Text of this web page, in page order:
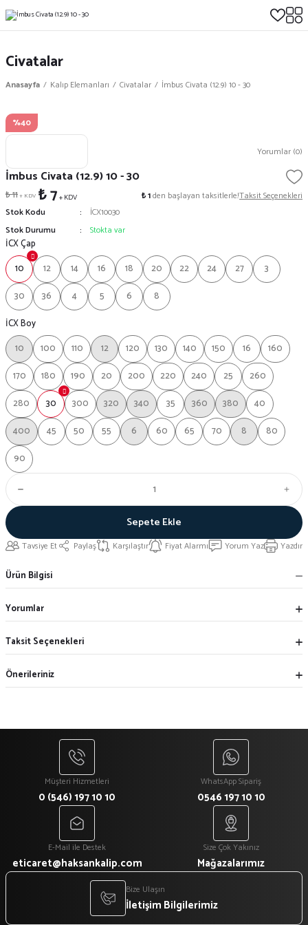
Civatalar
Anasayfa Kalıp Elemanları Civatalar İmbus Civata (12.9) 10 - 30
%40
Yorumlar (0)
İmbus Civata (12.9) 10 - 30
₺ 11+ KDV ₺ 7+ KDV ₺ 1den başlayan taksitlerle!Taksit Seçenekleri
Stok Kodu
İCX10030
Stok Durumu
Stokta var
İCX Çap
10
12 14 16 18 20 22 24 27
3
30
36 4 5 6
8
İCX Boy
10
100 110 12 120 130 140 150 16
160
170
180 190 20 200 220 240 25
260
280
30 300 320 340 35 360 380
40
400
45 50 55 6 60 65 70 8
80
90
Sepete Ekle
Tavsiye Et Paylaş Karşılaştır Fiyat Alarmı Yorum Yaz Yazdır
Ürün Bilgisi
Yorumlar
Taksit Seçenekleri
Önerileriniz
Müşteri Hizmetleri
0 (546) 197 10 10
WhatsApp Sipariş
0546 197 10 10
E-Mail ile Destek
eticaret@haksankalip.com
Size Çok Yakınız
Mağazalarımız
Bize Ulaşın
İletişim Bilgilerimiz